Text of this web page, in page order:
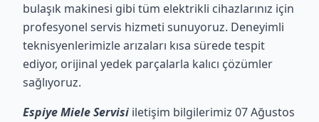
bulaşık makinesi gibi tüm elektrikli cihazlarınız için
profesyonel servis hizmeti sunuyoruz. Deneyimli
teknisyenlerimizle arızaları kısa sürede tespit
ediyor, orijinal yedek parçalarla kalıcı çözümler
sağlıyoruz.
Espiye Miele Servisi iletişim bilgilerimiz 07 Ağustos